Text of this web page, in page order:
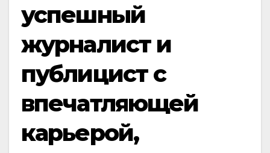
успешный
журналист и
публицист с
впечатляющей
карьерой,